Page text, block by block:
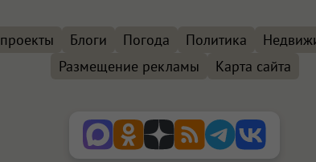
Блоги Погода Политика
Размещение рекламы
Карта сайта